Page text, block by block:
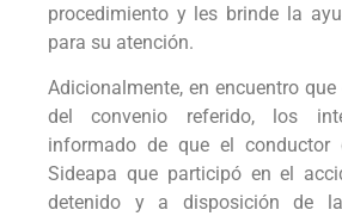
procedimiento y les brinde la
para su atención.
Adicionalmente, en encuentro
del convenio referido, los
informado de que el
Sideapa que participó en el
detenido y a disposición de